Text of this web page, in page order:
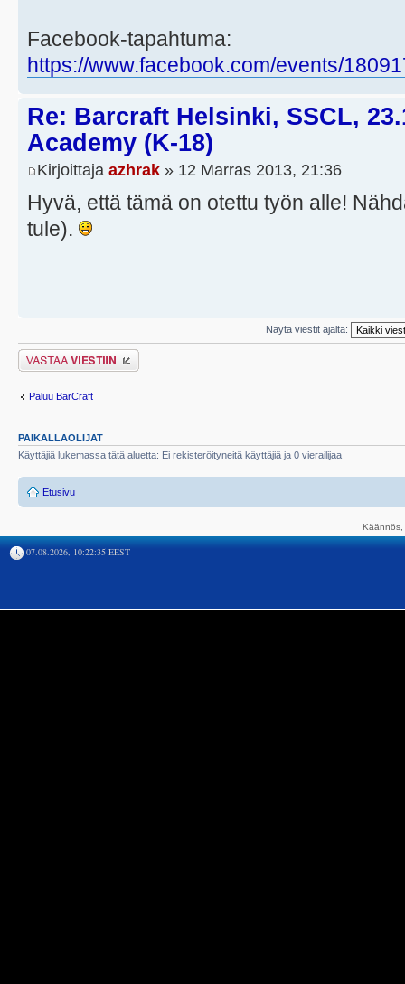
Facebook-tapahtuma:
https://www.facebook.com/events/
Re: Barcraft Helsinki, SSCL,
Academy (K-18)
Kirjoittaja azhrak » 12 Marras 2013, 21:36
Hyvä, että tämä on otettu työn alle!
tule).
Näytä viestit ajalta:
Lähetä vastaus
Paluu BarCraft
PAIKALLAOLIJAT
Käyttäjiä lukemassa tätä aluetta: Ei rekisteröityneitä käyttäjiä ja 0 vierailijaa
Etusivu
07.08.2026, 10:22:35 EEST